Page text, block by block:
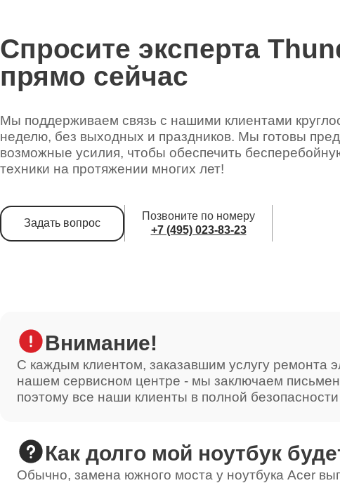
Спросите эксперта
прямо сейчас
Мы поддерживаем связь с нашими клиентами
неделю, без выходных и праздников. Мы готовы
возможные усилия, чтобы обеспечить
техники на протяжении многих лет!
Задать вопрос
Позвоните по номеру
+7 (495) 023-83-23
Внимание!
С каждым клиентом, заказавшим услугу ремонта
нашем сервисном центре - мы заключаем
поэтому все наши клиенты в полной безопасности
Как долго мой ноутбук
Обычно, замена южного моста у ноутбука Acer